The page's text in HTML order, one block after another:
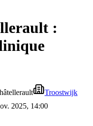
:
Troostwijk
2025, 14:00